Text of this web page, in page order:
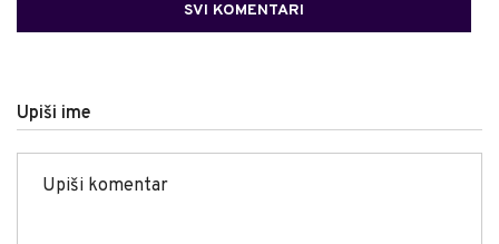
SVI KOMENTARI
Upiši ime